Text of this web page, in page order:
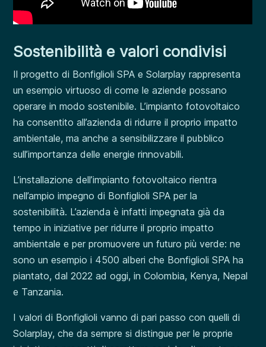
Sostenibilità e valori condivisi
Il progetto di Bonfiglioli SPA e Solarplay rappresenta
un esempio virtuoso di come le aziende possano
operare in modo sostenibile. L’impianto fotovoltaico
ha consentito all’azienda di ridurre il proprio impatto
ambientale, ma anche a sensibilizzare il pubblico
sull’importanza delle energie rinnovabili.
L’installazione dell’impianto fotovoltaico rientra
nell’ampio impegno di Bonfiglioli SPA per la
sostenibilità. L’azienda è infatti impegnata già da
tempo in iniziative per ridurre il proprio impatto
ambientale e per promuovere un futuro più verde: ne
sono un esempio i 4500 alberi che Bonfiglioli SPA ha
piantato, dal 2022 ad oggi, in Colombia, Kenya, Nepal
e Tanzania.
I valori di Bonfiglioli vanno di pari passo con quelli di
Solarplay, che da sempre si distingue per le proprie